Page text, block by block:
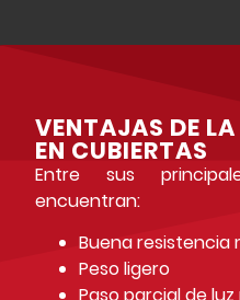
VENTAJAS DE
EN CUBIERTAS
Entre sus
encuentran:
Buena resistencia
Peso ligero